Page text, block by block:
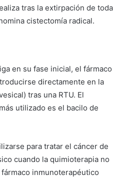
tras la extirpación de toda
cistectomía radical.
en su fase inicial, el fármaco
directamente en la
tras una RTU. El
utilizado es el bacilo de
para tratar el cáncer de
cuando la quimioterapia no
inmunoterapéutico